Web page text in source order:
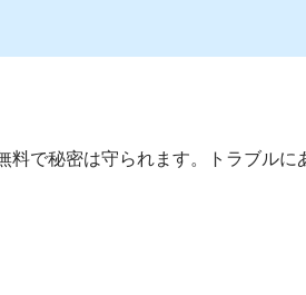
料で秘密は守られます。トラブル